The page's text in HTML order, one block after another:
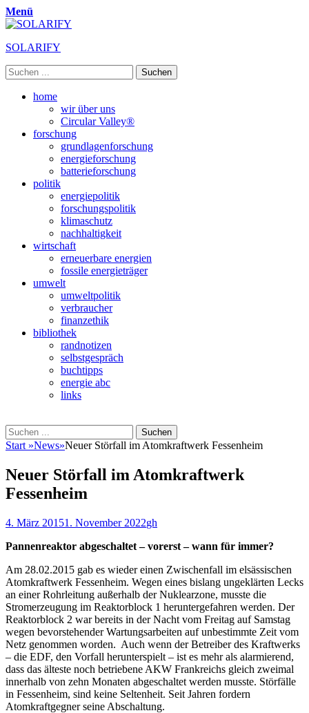
Menü
SOLARIFY
Suchen
nach:
Primäres
Zum
home
wir über uns
Circular Valley®
forschung
grundlagenforschung
energieforschung
batterieforschung
politik
energiepolitik
forschungspolitik
klimaschutz
nachhaltigkeit
wirtschaft
erneuerbare energien
fossile energieträger
umwelt
umweltpolitik
verbraucher
finanzethik
bibliothek
randnotizen
selbstgespräch
buchtipps
energie abc
links
Suchen
Suchen
nach:
Start »News»Neuer Störfall im Atomkraftwerk Fessenheim
Neuer Störfall im Atomkraftwerk
Fessenheim
Veröffentlicht
4. März 20151. November 2022Autor
gh
Pannenreaktor abgeschaltet – vorerst – wann für immer?
Am 28.02.2015 gab es wieder einen Zwischenfall im elsässischen
Atomkraftwerk Fessenheim. Wegen eines bislang ungeklärten Lecks
an einer Rohrleitung außerhalb der Nuklearzone, musste die
Stromerzeugung im Reaktorblock 1 heruntergefahren werden. Der
Reaktorblock 2 war bereits in der Nacht vom Freitag auf Samstag
wegen bevorstehender Wartungsarbeiten auf unbestimmte Zeit vom
Netz genommen worden. Auch wenn der Betreiber des Kraftwerks
– die EDF, den Vorfall herunterspielt – ist es mehr als alarmierend,
dass das älteste noch betriebene AKW Frankreichs gleich zweimal
innerhalb von zehn Monaten abgeschaltet werden musste. Störfälle
in Fessenheim, sind keine Seltenheit. Seit Jahren fordern
Atomkraftgegner seine Abschaltung.